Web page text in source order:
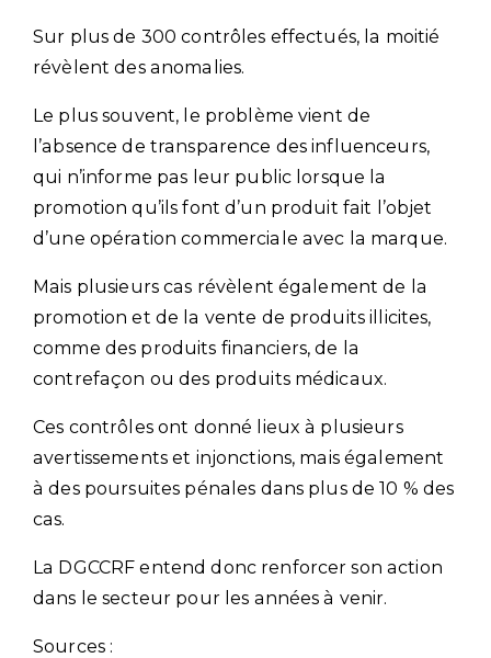
Sur plus de 300 contrôles effectués, la moitié
révèlent des anomalies.
Le plus souvent, le problème vient de
l’absence de transparence des influenceurs,
qui n’informe pas leur public lorsque la
promotion qu’ils font d’un produit fait l’objet
d’une opération commerciale avec la marque.
Mais plusieurs cas révèlent également de la
promotion et de la vente de produits illicites,
comme des produits financiers, de la
contrefaçon ou des produits médicaux.
Ces contrôles ont donné lieux à plusieurs
avertissements et injonctions, mais également
à des poursuites pénales dans plus de 10 % des
cas.
La DGCCRF entend donc renforcer son action
dans le secteur pour les années à venir.
Sources :